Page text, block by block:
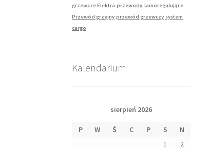
grzewcze Elektra przewody samoregulujące
Przewód grzejny przewód grzewczy system
cargo
Kalendarium
sierpień 2026
P W Ś C P S
N
1
2